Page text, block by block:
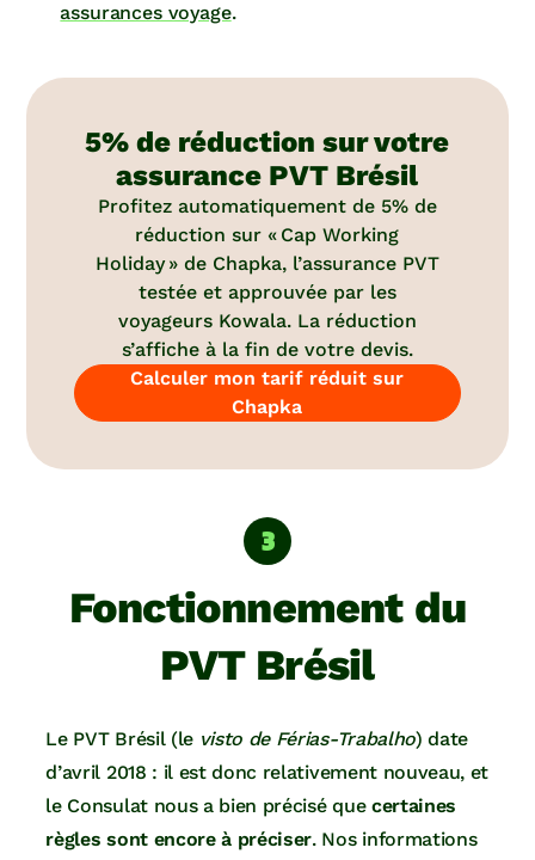
assurances voyage.
5% de réduction sur votre
assurance PVT Brésil
Profitez automatiquement de 5% de
réduction sur « Cap Working
Holiday » de Chapka, l’assurance PVT
testée et approuvée par les
voyageurs Kowala. La réduction
s’affiche à la fin de votre devis.
Calculer mon tarif réduit sur
Chapka
Fonctionnement du
PVT Brésil
Le PVT Brésil (le visto de Férias-Trabalho) date
d’avril 2018 : il est donc relativement nouveau, et
le Consulat nous a bien précisé que certaines
règles sont encore à préciser. Nos informations